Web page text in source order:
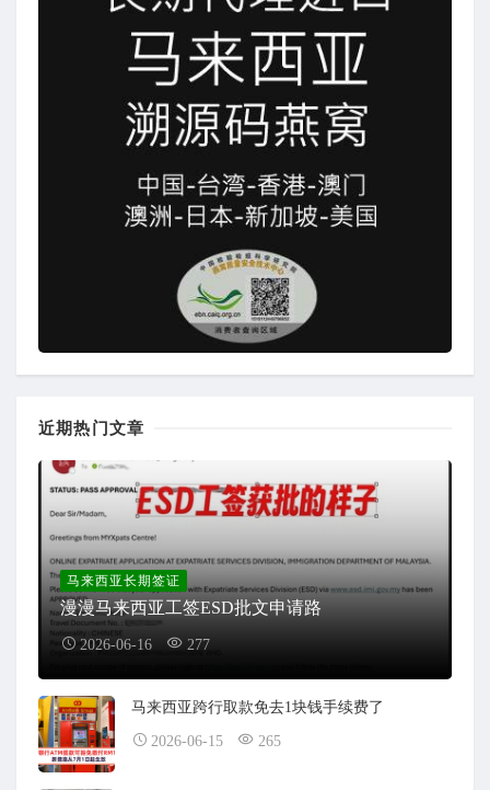
近期热门文章
马来西亚长期签证
漫漫马来西亚工签ESD批文申请路
2026-06-16 277
马来西亚跨行取款免去1块钱手续费了
2026-06-15 265